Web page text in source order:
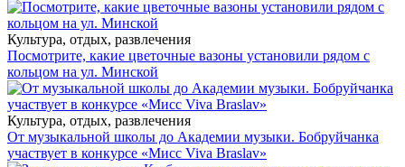
Культура, отдых, развлечения
Посмотрите, какие цветочные вазоны установили рядом с
кольцом на ул. Минской
Культура, отдых, развлечения
От музыкальной школы до Академии музыки. Бобруйчанка
участвует в конкурсе «Мисс Viva Braslav»